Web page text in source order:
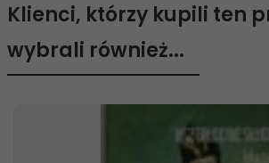
Klienci, którzy kupili ten
wybrali również...